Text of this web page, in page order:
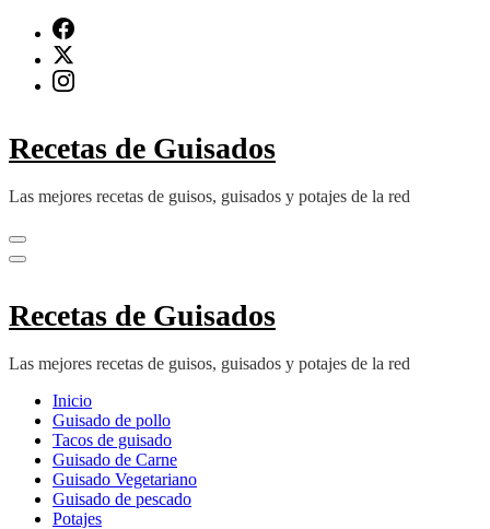
Recetas de Guisados
Las mejores recetas de guisos, guisados y potajes de la red
Recetas de Guisados
Las mejores recetas de guisos, guisados y potajes de la red
Inicio
Guisado de pollo
Tacos de guisado
Guisado de Carne
Guisado Vegetariano
Guisado de pescado
Potajes